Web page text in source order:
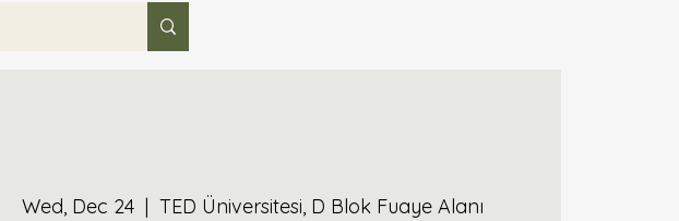
Wed, Dec 24
  |
TED Üniversitesi, D Blok Fuaye Alanı